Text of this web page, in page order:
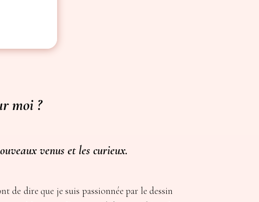
moi ?
venus et les curieux.
de dire que je suis passionnée par le dessin